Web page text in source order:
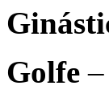
Golfe